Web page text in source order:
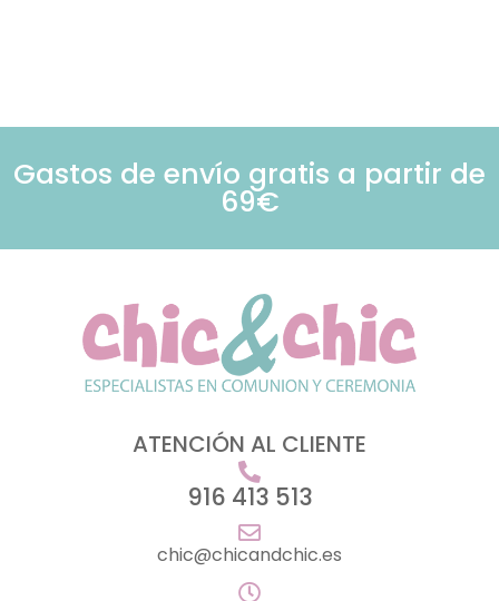
Gastos de envío gratis a partir de
69€
ATENCIÓN AL CLIENTE
916 413 513
chic@chicandchic.es